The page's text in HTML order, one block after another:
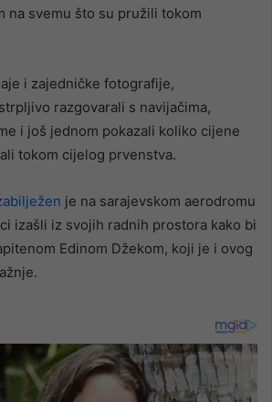
na svemu što su pružili tokom
i zajedničke fotografije,
razgovarali s navijačima,
i još jednom pokazali koliko cijene
tokom cijelog prvenstva.
je na sarajevskom aerodromu
izašli iz svojih radnih prostora kako bi
Edinom Džekom, koji je i ovog